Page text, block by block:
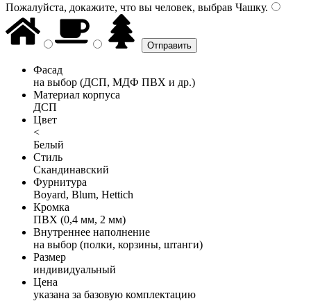
Пожалуйста, докажите, что вы человек, выбрав Чашку.
Фасад
на выбор (ДСП, МДФ ПВХ и др.)
Материал корпуса
ДСП
Цвет
<
Белый
Стиль
Скандинавский
Фурнитура
Boyard, Blum, Hettich
Кромка
ПВХ (0,4 мм, 2 мм)
Внутреннее наполнение
на выбор (полки, корзины, штанги)
Размер
индивидуальный
Цена
указана за базовую комплектацию